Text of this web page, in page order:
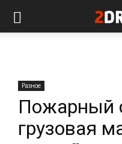
Разное
Пожарный
грузовая